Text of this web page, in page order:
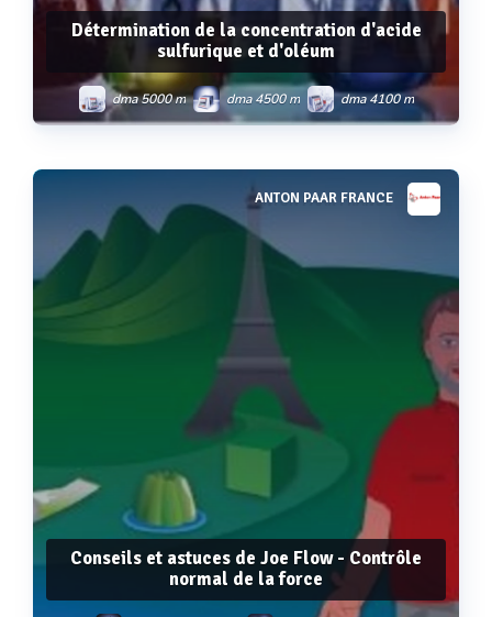
Détermination de la concentration d'acide
sulfurique et d'oléum
dma 5000 m dma 4500 m dma 4100 m
Voir plusANTON PAAR FRANCE
Conseils et astuces de Joe Flow - Contrôle
normal de la force